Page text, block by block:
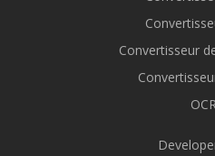
Convertisseur